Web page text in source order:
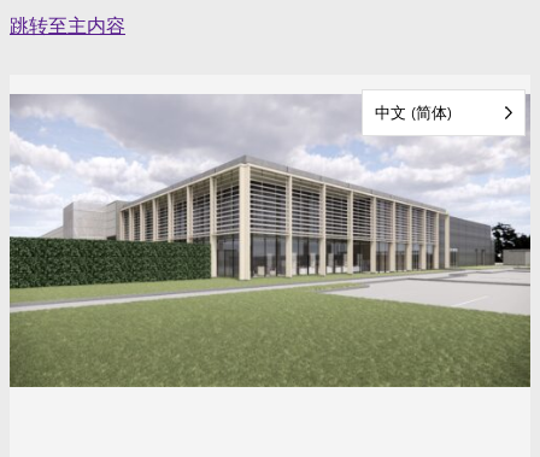
Skip
跳转至主内容
中文 (简体)